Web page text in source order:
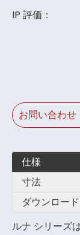
IP 評価：
お問い合わせ
仕様
寸法
ダウンロード
ルナ シリーズ